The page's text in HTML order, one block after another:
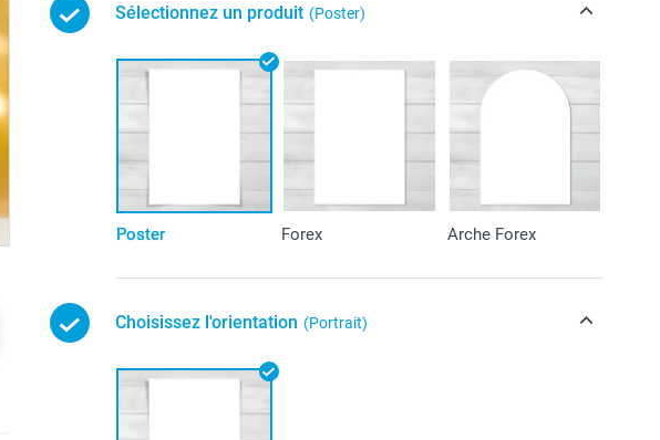
Sélectionnez un produit (Poster)
Poster Forex Arche Forex
Choisissez l'orientation (Portrait)